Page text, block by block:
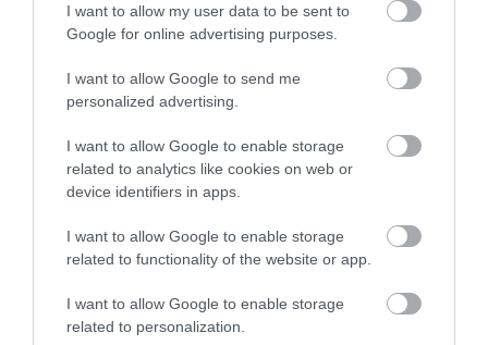
I want to allow my user data to be sent to
Google for online advertising purposes.
I want to allow Google to send me
personalized advertising.
I want to allow Google to enable storage
related to analytics like cookies on web or
device identifiers in apps.
I want to allow Google to enable storage
related to functionality of the website or app.
I want to allow Google to enable storage
related to personalization.
Αυτό είναι το θαυματουργό έλαιο που
προστατεύει από το Αλτχάιμερ